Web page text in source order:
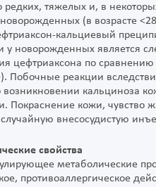
редких, тяжелых и, в
(в возрасте
кальциевый
у новорожденных является
цефтриаксона по
Побочные реакции
кальциноза
Покраснение кожи,
внесосудистую
свойства
метаболические
противоаллергическое